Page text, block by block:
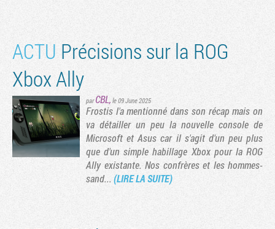
ACTU Précisions sur la ROG
Xbox Ally
parCBL, le 09 June 2025
Frostis l'a mentionné dans son récap mais on
va détailler un peu la nouvelle console de
Microsoft et Asus car il s'agit d'un peu plus
que d'un simple habillage Xbox pour la ROG
Ally existante. Nos confrères et les hommes-
sand... (LIRE LA SUITE)